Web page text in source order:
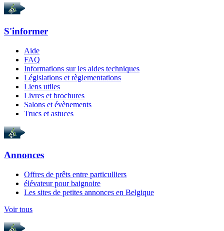
S'informer
Aide
FAQ
Informations sur les aides techniques
Législations et règlementations
Liens utiles
Livres et brochures
Salons et évènements
Trucs et astuces
Annonces
Offres de prêts entre particulliers
élévateur pour baignoire
Les sites de petites annonces en Belgique
Voir tous